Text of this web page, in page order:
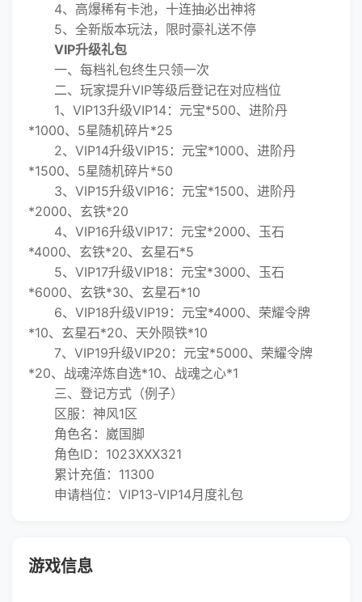
4、高爆稀有卡池，十连抽必出神将
5、全新版本玩法，限时豪礼送不停
VIP升级礼包
一、每档礼包终生只领一次
二、玩家提升VIP等级后登记在对应档位
1、VIP13升级VIP14：元宝*500、进阶丹
*1000、5星随机碎片*25
2、VIP14升级VIP15：元宝*1000、进阶丹
*1500、5星随机碎片*50
3、VIP15升级VIP16：元宝*1500、进阶丹
*2000、玄铁*20
4、VIP16升级VIP17：元宝*2000、玉石
*4000、玄铁*20、玄星石*5
5、VIP17升级VIP18：元宝*3000、玉石
*6000、玄铁*30、玄星石*10
6、VIP18升级VIP19：元宝*4000、荣耀令牌
*10、玄星石*20、天外陨铁*10
7、VIP19升级VIP20：元宝*5000、荣耀令牌
*20、战魂淬炼自选*10、战魂之心*1
三、登记方式（例子）
区服：神风1区
角色名：崴国脚
角色ID：1023XXX321
累计充值：11300
申请档位：VIP13-VIP14月度礼包
游戏信息